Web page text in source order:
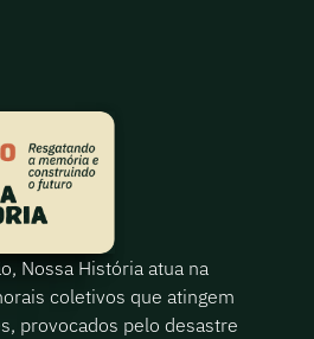
Nossa História atua na
coletivos que atingem
provocados pelo desastre